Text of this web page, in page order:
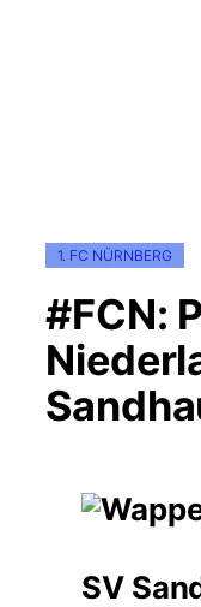
1. FC NÜRNBERG
#FCN:
SV